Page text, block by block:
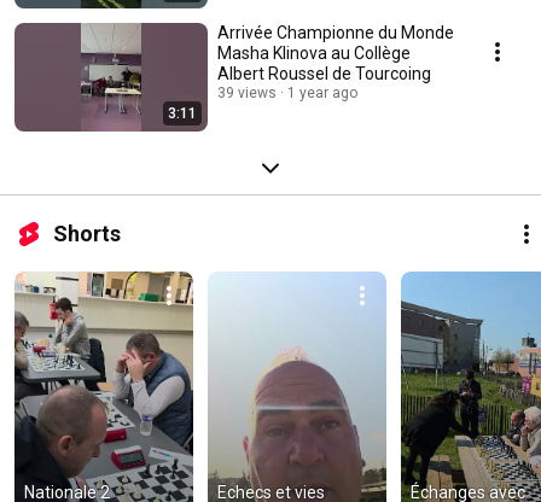
3:11
Arrivée Championne du Monde
Masha Klinova au Collège
Albert Roussel de Tourcoing
39 views 1 year ago
Shorts
Nationale 2 Echecs et vies Échanges avec